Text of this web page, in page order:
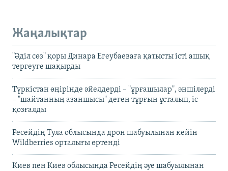
Жаңалықтар
"Әділ сөз" қоры Динара Егеубаеваға қатысты істі ашық
тергеуге шақырды
Түркістан өңірінде әйелдерді – "ұрғашылар", әншілерді
– "шайтанның азаншысы" деген тұрғын ұсталып, іс
қозғалды
Ресейдің Тула облысында дрон шабуылынан кейін
Wildberries орталығы өртенді
Киев пен Киев облысында Ресейдің әуе шабуылынан